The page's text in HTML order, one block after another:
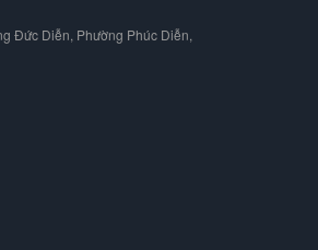
Đức Diễn, Phường Phúc Diễn,